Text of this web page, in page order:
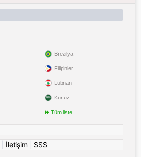
Brezilya
Filipinler
Lübnan
Körfez
Tüm liste
İletişim SSS